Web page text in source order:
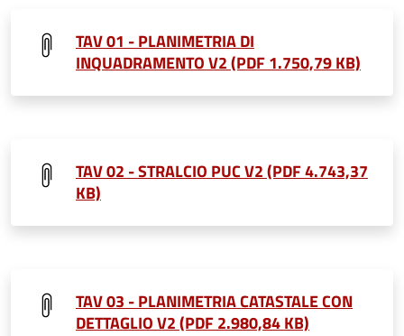
TAV 01 - PLANIMETRIA DI
INQUADRAMENTO V2 (PDF 1.750,79 KB)
TAV 02 - STRALCIO PUC V2 (PDF 4.743,37
KB)
TAV 03 - PLANIMETRIA CATASTALE CON
DETTAGLIO V2 (PDF 2.980,84 KB)